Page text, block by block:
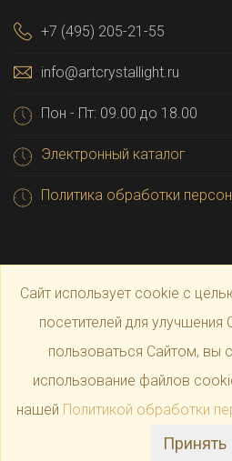
+7 (495) 205-21-55
info@artcrystallight.ru
Пон - Пт: 09.00 до 18.00
Электронный каталог
Политика обработки
Crystal
Сайт использует cookie с
посетителей для
пользоваться Сайтом, вы
использование файлов
нашей Политикой обработки
Принять